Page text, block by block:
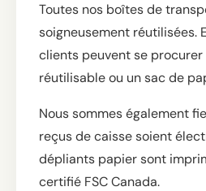
Toutes nos boîtes de
soigneusement réutilisées.
clients peuvent se
réutilisable ou un sac de
Nous sommes également
reçus de caisse soient
dépliants papier sont
certifié FSC Canada.